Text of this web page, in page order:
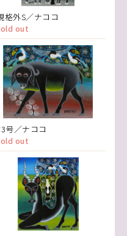
格外S／ナココ
out
号／ナココ
out